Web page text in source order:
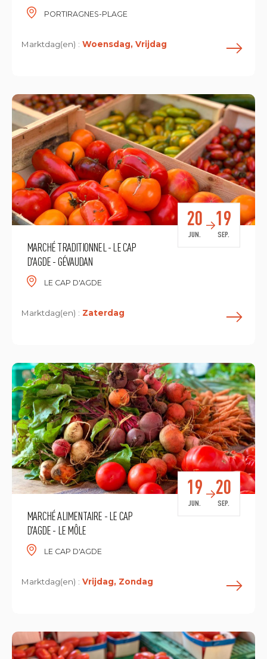
PORTIRAGNES-PLAGE
Marktdag(en) : Woensdag, Vrijdag
MARCHÉ TRADITIONNEL - LE CAP
D'AGDE - GÉVAUDAN
LE CAP D'AGDE
20
JUN.
19
SEP.
Marktdag(en) : Zaterdag
MARCHÉ ALIMENTAIRE - LE CAP
D'AGDE - LE MÔLE
LE CAP D'AGDE
19
JUN.
20
SEP.
Marktdag(en) : Vrijdag, Zondag